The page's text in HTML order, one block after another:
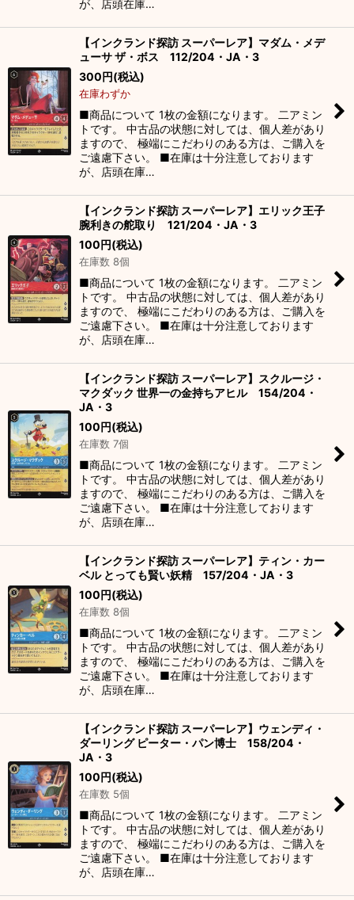
が、店頭在庫…
【インクランド探訪 スーパーレア】マダム・メデ
ューサ ザ・ボス 112/204・JA・3
300円(税込)
在庫わずか
■商品について 1枚の金額になります。 二アミン
トです。 中古品の状態に対しては、個人差があり
ますので、 極端にこだわりのある方は、ご購入を
ご遠慮下さい。 ■在庫は十分注意しております
が、店頭在庫…
【インクランド探訪 スーパーレア】エリック王子
腕利きの舵取り 121/204・JA・3
100円(税込)
在庫数 8個
■商品について 1枚の金額になります。 二アミン
トです。 中古品の状態に対しては、個人差があり
ますので、 極端にこだわりのある方は、ご購入を
ご遠慮下さい。 ■在庫は十分注意しております
が、店頭在庫…
【インクランド探訪 スーパーレア】スクルージ・
マクダック 世界一の金持ちアヒル 154/204・
JA・3
100円(税込)
在庫数 7個
■商品について 1枚の金額になります。 二アミン
トです。 中古品の状態に対しては、個人差があり
ますので、 極端にこだわりのある方は、ご購入を
ご遠慮下さい。 ■在庫は十分注意しております
が、店頭在庫…
【インクランド探訪 スーパーレア】ティン・カー
ベル とっても賢い妖精 157/204・JA・3
100円(税込)
在庫数 8個
■商品について 1枚の金額になります。 二アミン
トです。 中古品の状態に対しては、個人差があり
ますので、 極端にこだわりのある方は、ご購入を
ご遠慮下さい。 ■在庫は十分注意しております
が、店頭在庫…
【インクランド探訪 スーパーレア】ウェンディ・
ダーリング ピーター・パン博士 158/204・
JA・3
100円(税込)
在庫数 5個
■商品について 1枚の金額になります。 二アミン
トです。 中古品の状態に対しては、個人差があり
ますので、 極端にこだわりのある方は、ご購入を
ご遠慮下さい。 ■在庫は十分注意しております
が、店頭在庫…